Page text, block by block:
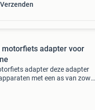
adapter voor
adapter deze adapter
met een as van zowel